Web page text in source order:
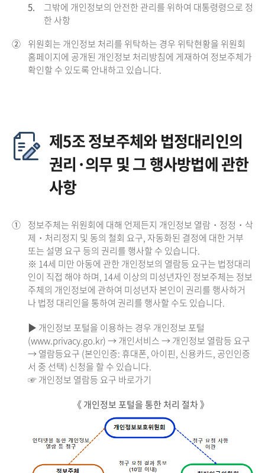
5.
그밖에 개인정보의 안전한 관리를 위하여 대통령령으로 정
한 사항
② 위원회는 개인정보 처리를 위탁하는 경우 위탁현황을 위원회
홈페이지에 공개된 개인정보 처리방침에 게재하여 정보주체가
확인할 수 있도록 안내하고 있습니다.
제5조 정보주체와 법정대리인의
권리·의무 및 그 행사방법에 관한
사항
① 정보주체는 위원회에 대해 언제든지 개인정보 열람・정정・삭
제・처리정지 및 동의 철회 요구, 자동화된 결정에 대한 거부
또는 설명 요구 등의 권리를 행사할 수 있습니다.
※ 14세 미만 아동에 관한 개인정보의 열람등 요구는 법정대리
인이 직접 해야 하며, 14세 이상의 미성년자인 정보주체는 정보
주체의 개인정보에 관하여 미성년자 본인이 권리를 행사하거
나 법정 대리인을 통하여 권리를 행사할 수도 있습니다.
▶ 개인정보 포털을 이용하는 경우 개인정보 포털
(www.privacy.go.kr) → 개인서비스 → 개인정보 열람등 요구
→ 열람등요구 (본인인증: 휴대폰, 아이핀, 신용카드, 공인인증
서 중 선택) 신청을 할 수 있습니다.
☞ 개인정보 열람등 요구 바로가기
《 개인정보 포털을 통한 처리 절차 》